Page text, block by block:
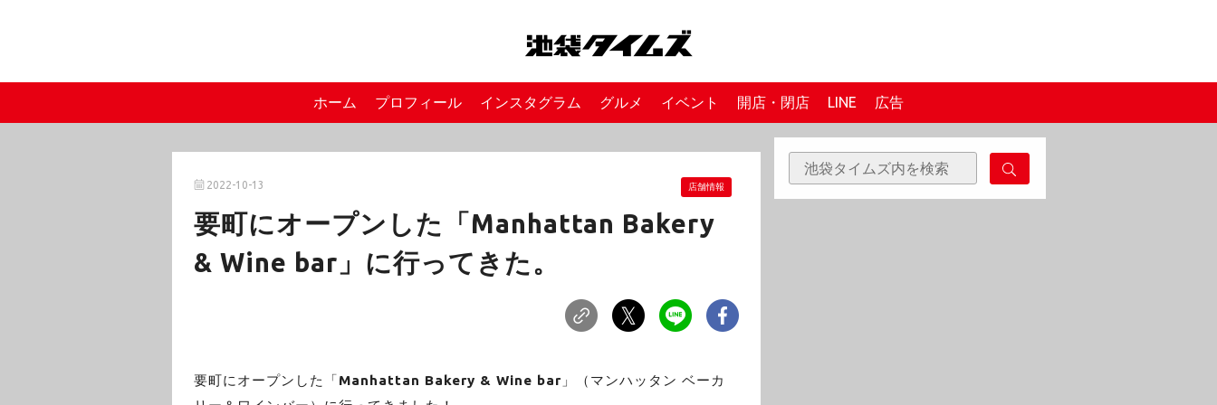
ホーム プロフィール インスタグラム グルメ イベント 開店・閉店 LINE 広告
2022-10-13 店舗情報
要町にオープンした「Manhattan Bakery
& Wine bar」に行ってきた。
要町にオープンした「Manhattan Bakery & Wine bar」（マンハッタン ベーカ